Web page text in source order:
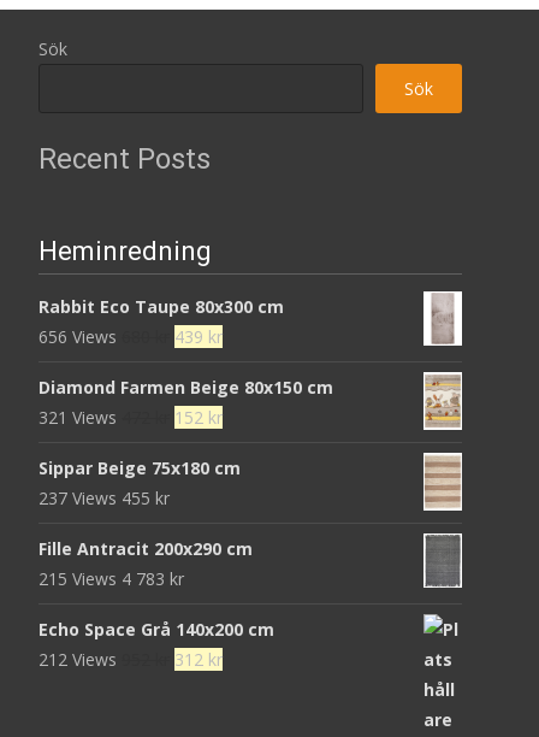
Sök
Sök
Recent Posts
Heminredning
Rabbit Eco Taupe 80x300 cm
656 Views
Det
priset
var:
439 krDet
priset
är:
Diamond Farmen Beige 80x150 cm
321 Views
Det
priset
152 krDet
priset
Sippar Beige 75x180 cm
237 Views 455 kr
Fille Antracit 200x290 cm
215 Views 4 783 kr
Echo Space Grå 140x200 cm
212 Views
Det
312 krDet